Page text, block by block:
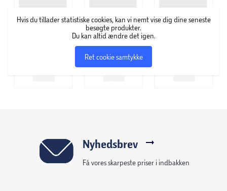
JVC Remote App kompatibel
Hvis du tillader statistiske cookies, kan vi nemt vise dig dine seneste
besøgte produkter.
Du kan altid ændre det igen.
Ret cookie samtykke
Nyhedsbrev
Få vores skarpeste priser i indbakken